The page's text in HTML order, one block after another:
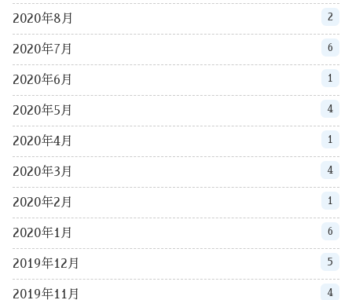
2020年8月 2
2020年7月 6
2020年6月 1
2020年5月 4
2020年4月 1
2020年3月 4
2020年2月 1
2020年1月 6
2019年12月 5
2019年11月 4